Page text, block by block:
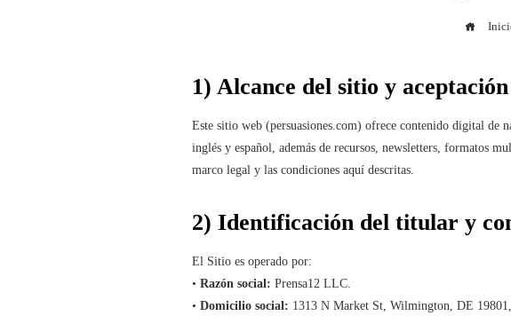
1) Alcance del sitio y aceptación
Este sitio web (persuasiones.com) ofrece contenido digital de
inglés y español, además de recursos, newsletters, formatos
marco legal y las condiciones aquí descritas.
2) Identificación del titular y
El Sitio es operado por:
• Razón social: Prensa12 LLC.
• Domicilio social: 1313 N Market St, Wilmington, DE